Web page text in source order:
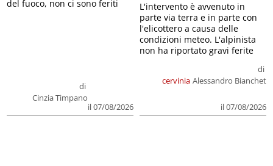
di
Cinzia Timpano
il 07/08/2026
del fuoco, non ci sono feriti
cervinia
di
Alessandro Bianchet
il 07/08/2026
L'intervento è avvenuto in
parte via terra e in parte con
l'elicottero a causa delle
condizioni meteo. L'alpinista
non ha riportato gravi ferite